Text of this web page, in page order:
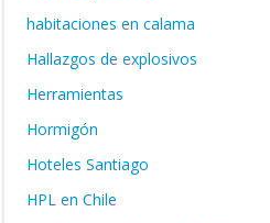
habitaciones en calama
Hallazgos de explosivos
Herramientas
Hormigón
Hoteles Santiago
HPL en Chile